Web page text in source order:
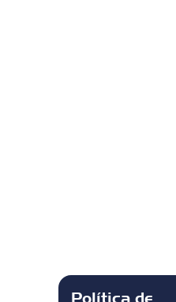
Política de